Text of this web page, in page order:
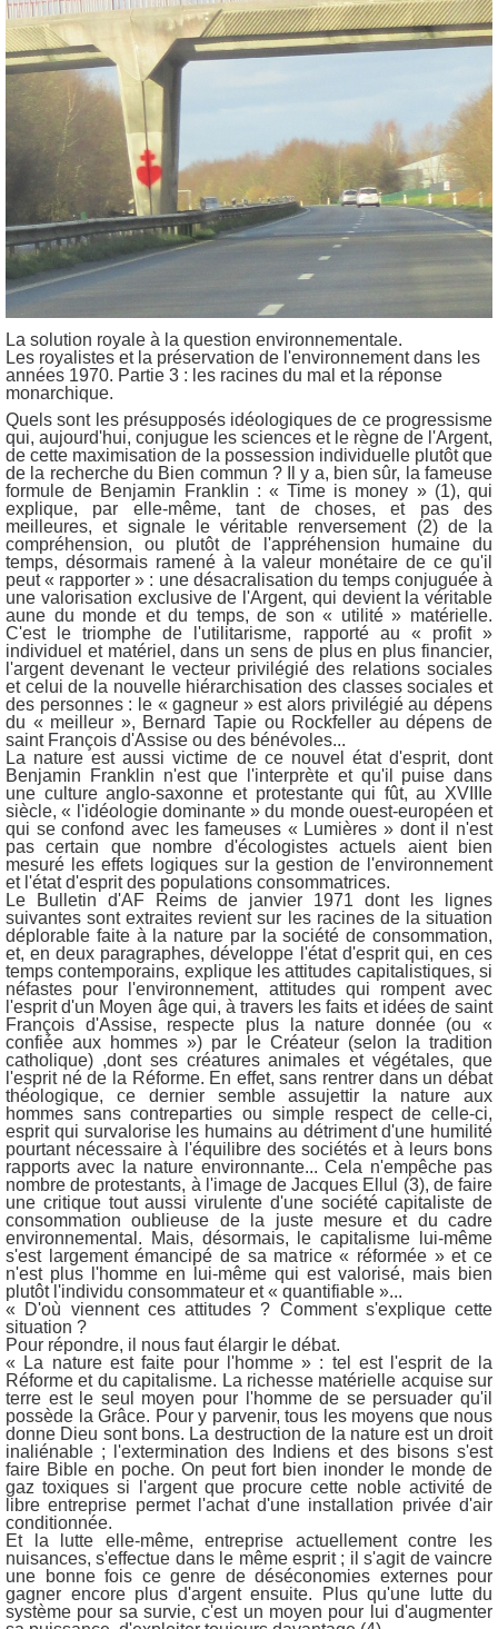
La solution royale à la question environnementale.
Les royalistes et la préservation de l'environnement dans les
années 1970. Partie 3 : les racines du mal et la réponse
monarchique.
Quels sont les présupposés idéologiques de ce progressisme
qui, aujourd'hui, conjugue les sciences et le règne de l'Argent,
de cette maximisation de la possession individuelle plutôt que
de la recherche du Bien commun ? Il y a, bien sûr, la fameuse
formule de Benjamin Franklin : « Time is money » (1), qui
explique, par elle-même, tant de choses, et pas des
meilleures, et signale le véritable renversement (2) de la
compréhension, ou plutôt de l'appréhension humaine du
temps, désormais ramené à la valeur monétaire de ce qu'il
peut « rapporter » : une désacralisation du temps conjuguée à
une valorisation exclusive de l'Argent, qui devient la véritable
aune du monde et du temps, de son « utilité » matérielle.
C'est le triomphe de l'utilitarisme, rapporté au « profit »
individuel et matériel, dans un sens de plus en plus financier,
l'argent devenant le vecteur privilégié des relations sociales
et celui de la nouvelle hiérarchisation des classes sociales et
des personnes : le « gagneur » est alors privilégié au dépens
du « meilleur », Bernard Tapie ou Rockfeller au dépens de
saint François d'Assise ou des bénévoles...
La nature est aussi victime de ce nouvel état d'esprit, dont
Benjamin Franklin n'est que l'interprète et qu'il puise dans
une culture anglo-saxonne et protestante qui fût, au XVIIIe
siècle, « l'idéologie dominante » du monde ouest-européen et
qui se confond avec les fameuses « Lumières » dont il n'est
pas certain que nombre d'écologistes actuels aient bien
mesuré les effets logiques sur la gestion de l'environnement
et l'état d'esprit des populations consommatrices.
Le Bulletin d'AF Reims de janvier 1971 dont les lignes
suivantes sont extraites revient sur les racines de la situation
déplorable faite à la nature par la société de consommation,
et, en deux paragraphes, développe l'état d'esprit qui, en ces
temps contemporains, explique les attitudes capitalistiques, si
néfastes pour l'environnement, attitudes qui rompent avec
l'esprit d'un Moyen âge qui, à travers les faits et idées de saint
François d'Assise, respecte plus la nature donnée (ou «
confiée aux hommes ») par le Créateur (selon la tradition
catholique) ,dont ses créatures animales et végétales, que
l'esprit né de la Réforme. En effet, sans rentrer dans un débat
théologique, ce dernier semble assujettir la nature aux
hommes sans contreparties ou simple respect de celle-ci,
esprit qui survalorise les humains au détriment d'une humilité
pourtant nécessaire à l'équilibre des sociétés et à leurs bons
rapports avec la nature environnante... Cela n'empêche pas
nombre de protestants, à l'image de Jacques Ellul (3), de faire
une critique tout aussi virulente d'une société capitaliste de
consommation oublieuse de la juste mesure et du cadre
environnemental. Mais, désormais, le capitalisme lui-même
s'est largement émancipé de sa matrice « réformée » et ce
n'est plus l'homme en lui-même qui est valorisé, mais bien
plutôt l'individu consommateur et « quantifiable »...
« D'où viennent ces attitudes ? Comment s'explique cette
situation ?
Pour répondre, il nous faut élargir le débat.
« La nature est faite pour l'homme » : tel est l'esprit de la
Réforme et du capitalisme. La richesse matérielle acquise sur
terre est le seul moyen pour l'homme de se persuader qu'il
possède la Grâce. Pour y parvenir, tous les moyens que nous
donne Dieu sont bons. La destruction de la nature est un droit
inaliénable ; l'extermination des Indiens et des bisons s'est
faire Bible en poche. On peut fort bien inonder le monde de
gaz toxiques si l'argent que procure cette noble activité de
libre entreprise permet l'achat d'une installation privée d'air
conditionnée.
Et la lutte elle-même, entreprise actuellement contre les
nuisances, s'effectue dans le même esprit ; il s'agit de vaincre
une bonne fois ce genre de déséconomies externes pour
gagner encore plus d'argent ensuite. Plus qu'une lutte du
système pour sa survie, c'est un moyen pour lui d'augmenter